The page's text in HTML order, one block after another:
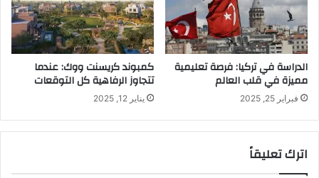
الدراسة في تركيا: فرصة تعليمية
مميزة في قلب العالم
فبراير 25, 2025
كمبوند كريسنت ووك: عندما
تتجاوز الرفاهية كل التوقعات
يناير 12, 2025
اترك تعليقاً